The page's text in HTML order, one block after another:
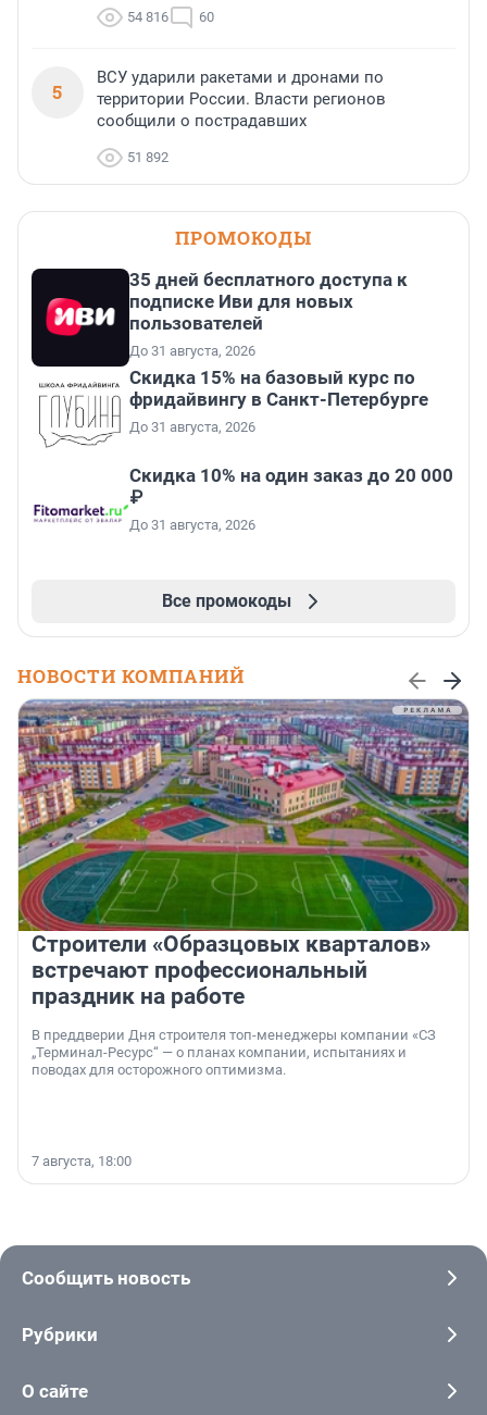
54 816 60
5
ВСУ ударили ракетами и дронами по
территории России. Власти регионов
сообщили о пострадавших
51 892
ПРОМОКОДЫ
35 дней бесплатного доступа к
подписке Иви для новых
пользователей
До 31 августа, 2026
Скидка 15% на базовый курс по
фридайвингу в Санкт-Петербурге
До 31 августа, 2026
Скидка 10% на один заказ до 20 000
₽
До 31 августа, 2026
Все промокоды
НОВОСТИ КОМПАНИЙ
Строители «Образцовых кварталов»
встречают профессиональный
праздник на работе
В преддверии Дня строителя топ-менеджеры компании «СЗ
„Терминал-Ресурс“ — о планах компании, испытаниях и
поводах для осторожного оптимизма.
7 августа, 18:00
Сообщить новость
Рубрики
О сайте